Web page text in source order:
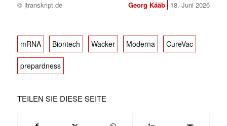
© |transkript.de Georg Kääb 18. Juni 2026
mRNA Biontech Wacker Moderna CureVac
prepardness
TEILEN SIE DIESE SEITE